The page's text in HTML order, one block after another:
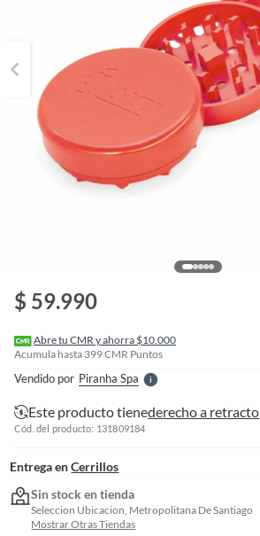
$ 59.990
Abre tu CMR y ahorra $10.000
Acumula hasta 399CMR Puntos
Vendido por Piranha SpaS
l
l
Este producto tienederecho a retracto
Cód. del producto: 131809184
Entrega en Cerrillos
Sin stock en tienda
Seleccion Ubicacion, Metropolitana De Santiago
Mostrar Otras Tiendas